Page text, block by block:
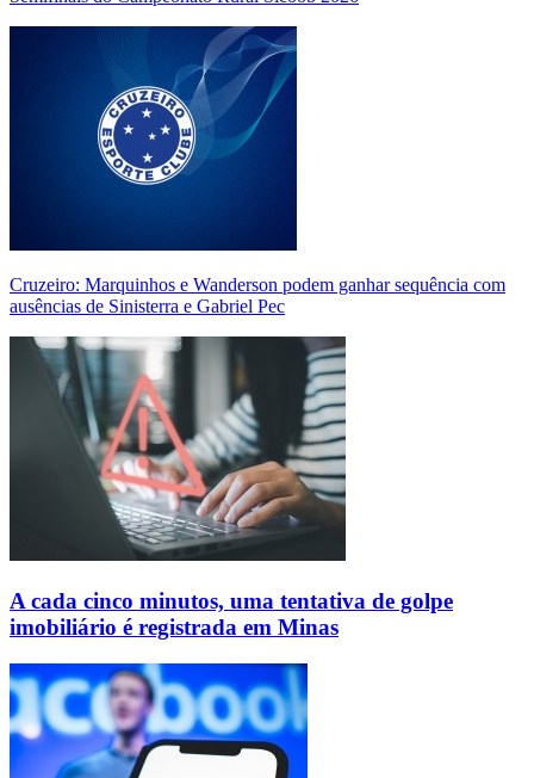
Cruzeiro: Marquinhos e Wanderson podem ganhar sequência com
ausências de Sinisterra e Gabriel Pec
A cada cinco minutos, uma tentativa de golpe
imobiliário é registrada em Minas